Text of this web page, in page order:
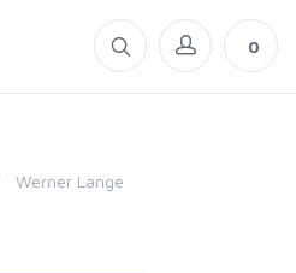
0
Werner Lange